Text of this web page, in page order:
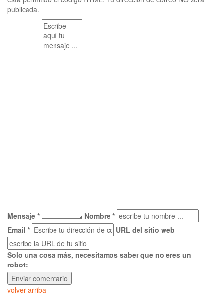
publicada.
Mensaje *
Nombre *
Email *
URL del sitio web
Solo una cosa más, necesitamos saber que no eres un
robot:
volver arriba